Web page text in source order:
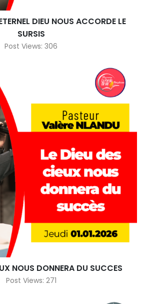
DIEU NOUS ACCORDE LE
SURSIS
Post Views: 306
NOUS DONNERA DU SUCCES
Post Views: 271